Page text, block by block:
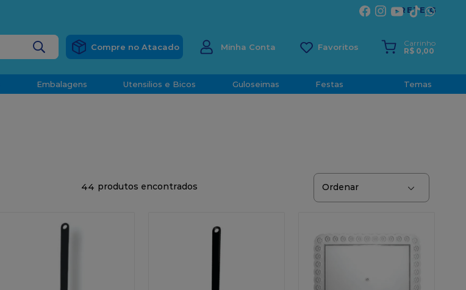
Minha Conta
Carrinho
R$ 0,00
Embalagens Utensilios e Bicos Guloseimas Festas Temas
44